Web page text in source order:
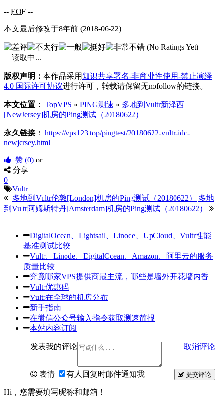
-- EOF --
本文最后修改于8年前 (2018-06-22)
(No Ratings Yet)
读取中...
版权声明： 本作品采用知识共享署名-非商业性使用-禁止演绎
4.0 国际许可协议进行许可，转载请保留无nofollow的链接。
本文位置： TopVPS » PING测速 » 多地到Vultr新泽西
[NewJersey]机房的Ping测试（20180622）
永久链接： https://vps123.top/pingtest/20180622-vultr-idc-
newjersey.html
赞 (0) or
分享
0
Vultr
多地到Vultr伦敦[London]机房的Ping测试（20180622）
多地
到Vultr阿姆斯特丹[Amsterdam]机房的Ping测试（20180622）
DigitalOcean、Lightsail、Linode、UpCloud、Vultr性能
基准测试比较
Vultr、Linode、DigitalOcean、Amazon、阿里云的服务
质量比较
究竟哪家VPS提供商最主流，哪些是墙外开花墙内香
Vultr优惠码
Vultr在全球的机房分布
新手指南
在微信公众号输入指令获取测速简报
本站内容订阅
发表我的评论 取消评论
提交评论
表情 有人回复时邮件通知我
Hi，您需要填写昵称和邮箱！